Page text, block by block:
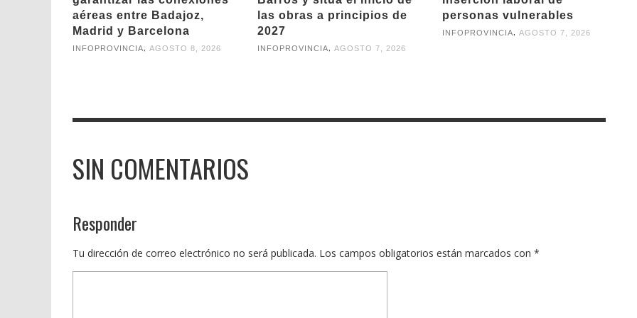
aéreas entre Badajoz,
Madrid y Barcelona
INFOPROVINCIA AGOSTO 8, 2026
las obras a principios de
2027
INFOPROVINCIA AGOSTO 7, 2026
personas vulnerables
INFOPROVINCIA AGOSTO 7, 2026
SIN COMENTARIOS
Responder
Tu dirección de correo electrónico no será publicada. Los campos obligatorios están marcados con *